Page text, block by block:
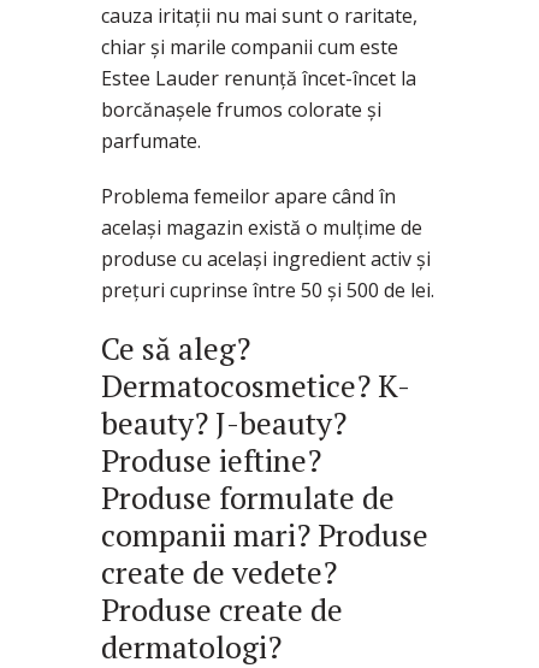
cauza iritații nu mai sunt o raritate,
chiar și marile companii cum este
Estee Lauder renunță încet-încet la
borcănașele frumos colorate și
parfumate.
Problema femeilor apare când în
același magazin există o mulțime de
produse cu același ingredient activ și
prețuri cuprinse între 50 și 500 de lei.
Ce să aleg?
Dermatocosmetice? K-
beauty? J-beauty?
Produse ieftine?
Produse formulate de
companii mari? Produse
create de vedete?
Produse create de
dermatologi?